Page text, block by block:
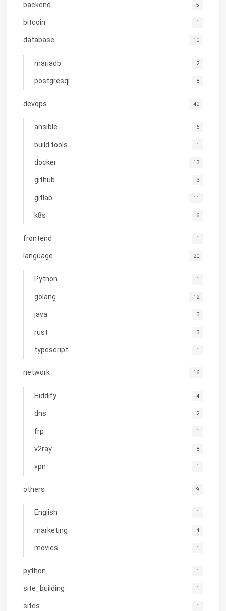
backend 5
bitcoin 1
database 10
mariadb 2
postgresql 8
devops 40
ansible 6
build tools 1
docker 13
github 3
gitlab 11
k8s 6
frontend 1
language 20
Python 1
golang 12
java 3
rust 3
typescript 1
network 16
Hiddify 4
dns 2
frp 1
v2ray 8
vpn 1
others 9
English 1
marketing 4
movies 1
python 1
site_building 1
sites 1